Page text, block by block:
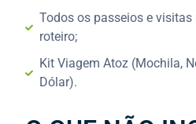
Todos os passeios e
roteiro;
Kit Viagem Atoz (Mochila,
Dólar).